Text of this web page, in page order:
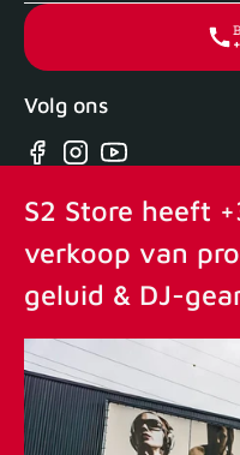
Volg ons
Facebook
Instagram
YouTube
S2 Store heeft
verkoop van
geluid & DJ-